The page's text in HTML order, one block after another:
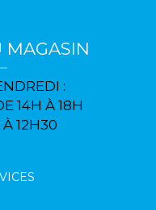
MAGASIN
:
14H À 18H
12H30